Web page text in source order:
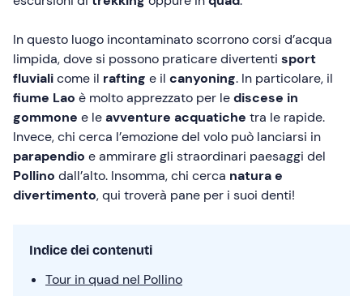
In questo luogo incontaminato scorrono corsi d’acqua
limpida, dove si possono praticare divertenti sport
fluvialicome il rafting e il canyoning. In particolare, il
fiume Lao è molto apprezzato per lediscese in
gommone e leavventure acquatiche tra le rapide.
Invece, chi cerca l’emozione del volo può lanciarsi in
parapendio e ammirare gli straordinari paesaggi del
Pollino dall’alto. Insomma, chi cerca natura e
divertimento, qui troverà pane per i suoi denti!
Indice dei contenuti
Tour in quad nel Pollino